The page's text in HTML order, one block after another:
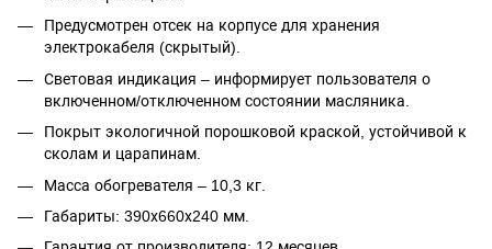
Предусмотрен отсек на корпусе для хранения
электрокабеля (скрытый).
Световая индикация – информирует пользователя о
включенном/отключенном состоянии масляника.
Покрыт экологичной порошковой краской, устойчивой к
сколам и царапинам.
Масса обогревателя – 10,3 кг.
Габариты: 390х660х240 мм.